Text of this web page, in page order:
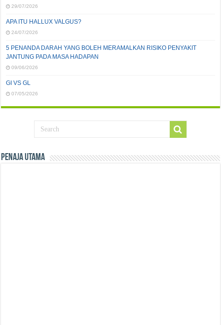
29/07/2026
APA ITU HALLUX VALGUS?
24/07/2026
5 PENANDA DARAH YANG BOLEH MERAMALKAN RISIKO PENYAKIT
JANTUNG PADA MASA HADAPAN
09/06/2026
GI VS GL
07/05/2026
Penaja Utama